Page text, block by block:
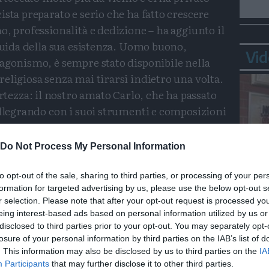
Do Not Process My Personal Information
opt-out of the sale, sharing to third parties, or processing of your
for targeted advertising by us, please use the below opt-out
selection. Please note that after your opt-out request is processed
interest-based ads based on personal information utilized by us
to third parties prior to your opt-out. You may separately
of your personal information by third parties on the IAB’s list of
This information may also be disclosed by us to third parties on the
Participants that may further disclose it to other third parties.
preparato e serio che ha fatto crescere
professionalità e dedizione – ha aggiunto il
della sua esistenza. Uomo buono,
è sempre stato disponibile nella
senza mai tirarsi indietro una volta.
il nostro amato Carlo, che ha passato
con i suoi strumenti e composizioni
su nel cielo che suonerà per il Signore e
sulla terra. Su questa terra con il suo
del Signore ed ora continuerà a farlo
bellezza, la fantasia e le emozioni che ha
Carlo per quello che ci hai donato in tutti
e la generosità oltre alla musica. Ci
maestro con i due splendidi brani